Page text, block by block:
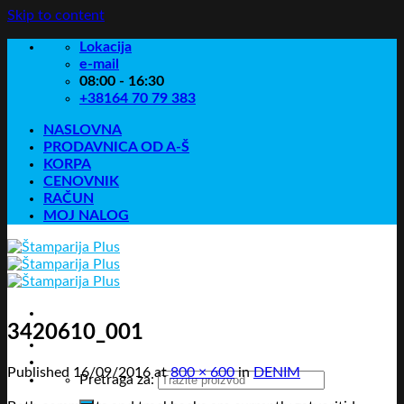
Skip to content
Lokacija
e-mail
08:00 - 16:30
+38164 70 79 383
NASLOVNA
PRODAVNICA OD A-Š
KORPA
CENOVNIK
RAČUN
MOJ NALOG
Pretraga za:
3420610_001
Published 16/09/2016 at800 × 600inDENIM